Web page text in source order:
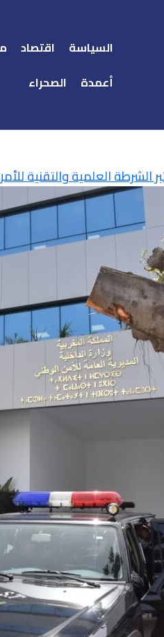
السياسة اقتصاد
أعمدة
الصحراء